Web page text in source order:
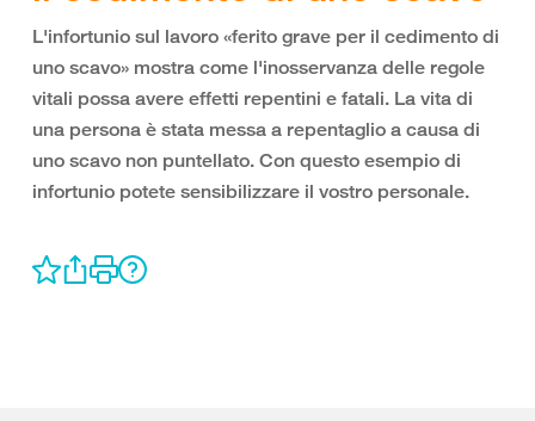
L'infortunio sul lavoro «ferito grave per il cedimento di
uno scavo» mostra come l'inosservanza delle regole
vitali possa avere effetti repentini e fatali. La vita di
una persona è stata messa a repentaglio a causa di
uno scavo non puntellato. Con questo esempio di
infortunio potete sensibilizzare il vostro personale.